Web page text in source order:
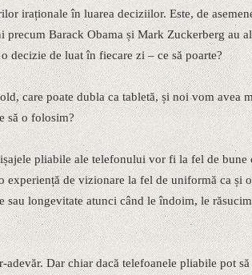
iraționale în luarea deciziilor. Este, de
Barack Obama și Mark Zuckerberg au
decizie de luat în fiecare zi – ce să poarte?
care poate dubla ca tabletă, și noi vom avea
să o folosim?
pliabile ale telefonului vor fi la fel de bune
experiență de vizionare la fel de uniformă ca și
sau longevitate atunci când le îndoim, le
Dar chiar dacă telefoanele pliabile pot